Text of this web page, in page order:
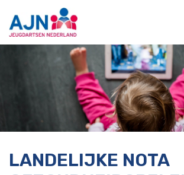
LANDELIJKE NOTA